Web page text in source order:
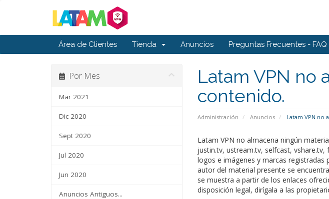
Área de Clientes Tienda Anuncios Preguntas Frecuentes - FAQ
Latam VPN no
contenido.
Administración Anuncios Latam VPN no
Por Mes
Mar 2021
Dic 2020
Sept 2020
Jul 2020
Jun 2020
Anuncios Antiguos...
Latam VPN no almacena ningún
justin.tv, ustream.tv, selfcast,
logos e imágenes y marcas registradas
autor del material presente se
se muestra a partir de los enlaces
disposición legal, dirígala a las